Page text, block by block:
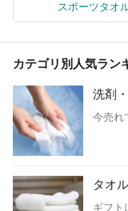
スポーツタオ
カテゴリ別人気ラン
洗剤
今売れ
タオル
ギフト